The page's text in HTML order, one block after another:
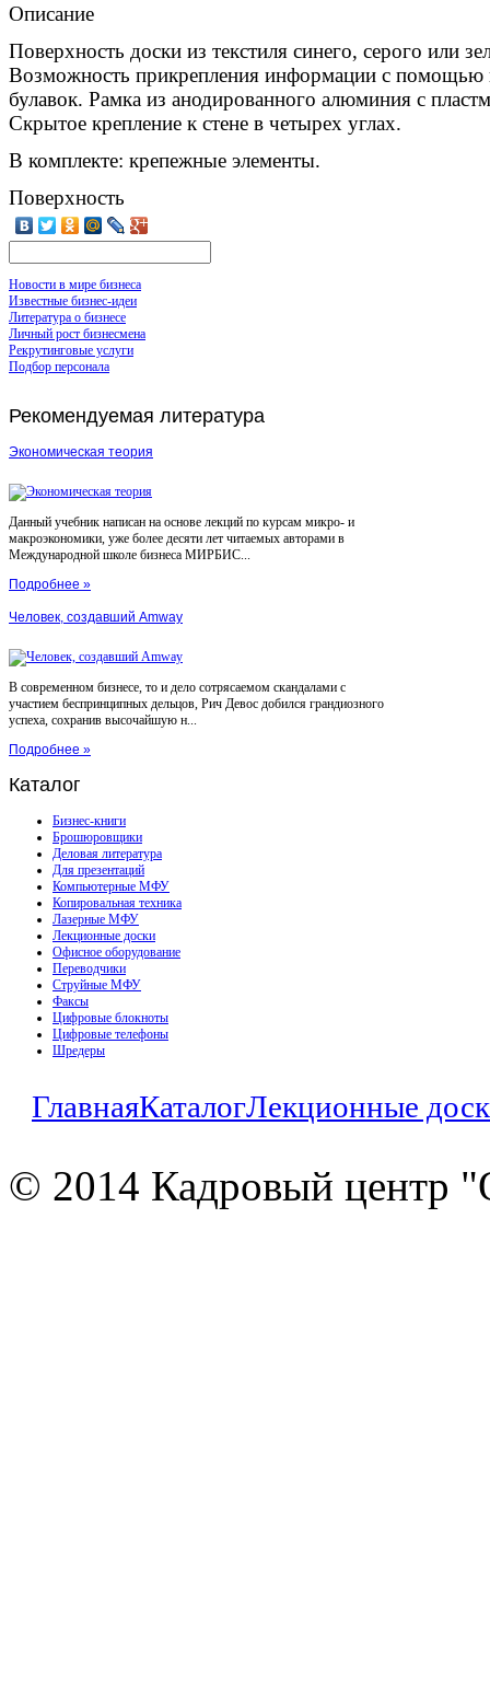
Описание
Поверхность доски из текстиля синего, серого или
Возможность прикрепления информации с помощью
булавок. Рамка из анодированного алюминия с
Скрытое крепление к стене в четырех углах.
В комплекте: крепежные элементы.
Поверхность
Новости в мире бизнеса
Известные бизнес-идеи
Литература о бизнесе
Личный рост бизнесмена
Рекрутинговые услуги
Подбор персонала
Рекомендуемая литература
Экономическая теория
Данный учебник написан на основе лекций по курсам микро- и
макроэкономики, уже более десяти лет читаемых авторами в
Международной школе бизнеса МИРБИС...
Подробнее »
Человек, создавший Amway
В современном бизнесе, то и дело сотрясаемом скандалами с
участием беспринципных дельцов, Рич Девос добился грандиозного
успеха, сохранив высочайшую н...
Подробнее »
Каталог
Бизнес-книги
Брошюровщики
Деловая литература
Для презентаций
Компьютерные МФУ
Копировальная техника
Лазерные МФУ
Лекционные доски
Офисное оборудование
Переводчики
Струйные МФУ
Факсы
Цифровые блокноты
Цифровые телефоны
Шредеры
ГлавнаяКаталогЛекционные
© 2014 Кадровый центр